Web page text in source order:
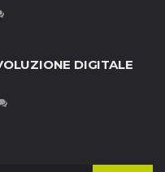
DIGITALE